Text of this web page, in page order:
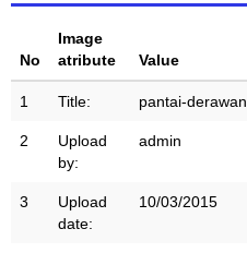
No
Image
atribute
Value
1 Title: pantai-derawan
2
Upload
by:
admin
3
Upload
date:
10/03/2015